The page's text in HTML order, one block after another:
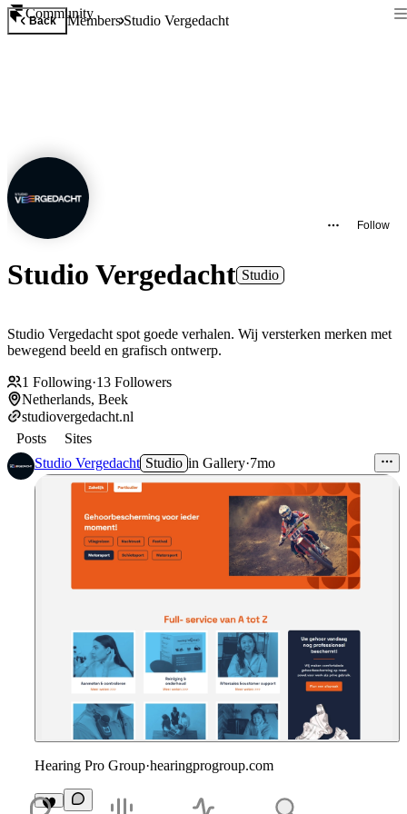
Community
Back MembersStudio Vergedacht
Follow
Studio Vergedacht Studio
Studio Vergedacht spot goede verhalen. Wij versterken merken met
bewegend beeld en grafisch ontwerp.
1 Following·13 Followers
Netherlands, Beek
studiovergedacht.nl
Posts
Sites
Studio Vergedacht Studio in Gallery·7mo
Hearing Pro Group·hearingprogroup.com